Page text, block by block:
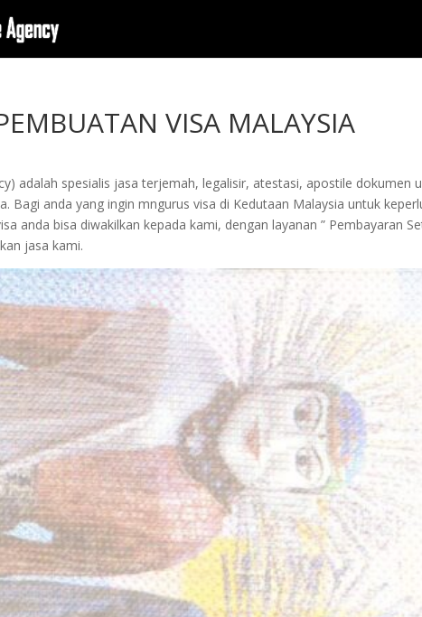
VISA MALAYSIA
adalah spesialis jasa terjemah, legalisir, atestasi, apostile dokumen
Bagi anda yang ingin mngurus visa di Kedutaan Malaysia untuk
anda bisa diwakilkan kepada kami, dengan layanan ” Pembayaran
jasa kami.